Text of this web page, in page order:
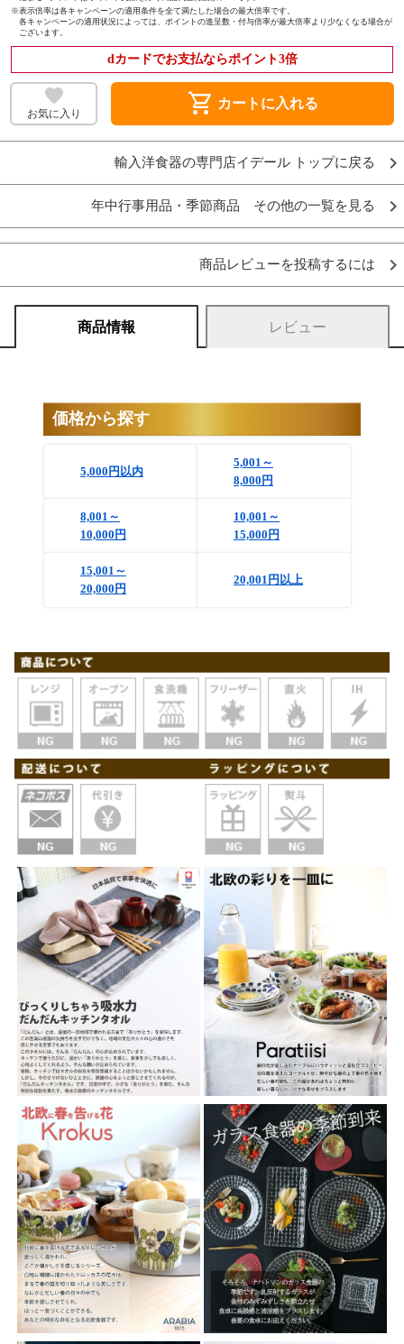
※表示倍率は各キャンペーンの適用条件を全て満たした場合の最大倍率です。
各キャンペーンの適用状況によっては、ポイントの進呈数・付与倍率が最大倍率より少なくなる場合が
ございます。
dカードでお支払ならポイント3倍
お気に入り shopping_cart カートに入れる
輸入洋食器の専門店イデール トップに戻る
年中行事用品・季節商品 その他の一覧を見る
商品レビューを投稿するには
商品情報 レビュー
価格から探す
5,000円以内
5,001～
8,000円
8,001～
10,000円
10,001～
15,000円
15,001～
20,000円
20,001円以上